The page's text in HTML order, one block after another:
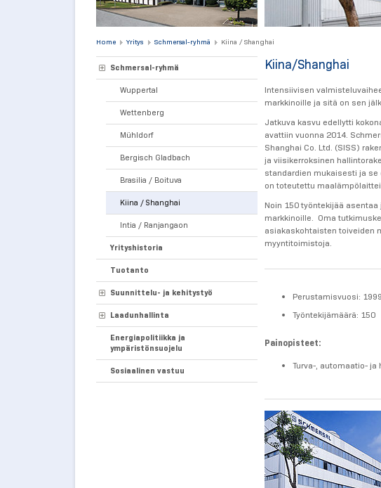
Home Yritys Schmersal-ryhmä Kiina / Shanghai
Schmersal-ryhmä
Wuppertal
Wettenberg
Mühldorf
Bergisch Gladbach
Brasilia / Boituva
Kiina / Shanghai
Intia / Ranjangaon
Yrityshistoria
Tuotanto
Suunnittelu- ja kehitystyö
Laadunhallinta
Energiapolitiikka ja
ympäristönsuojelu
Sosiaalinen vastuu
Kiina/Shanghai
Intensiivisen
markkinoille ja sitä on sen
Jatkuva kasvu edellytti
avattiin vuonna 2014.
Shanghai Co. Ltd. (SISS)
ja viisikerroksinen
standardien mukaisesti ja
on toteutettu
Noin 150 työntekijää
markkinoille. Oma
asiakaskohtaisten toiveiden
myyntitoimistoja.
Perustamisvuosi: 1999
Työntekijämäärä: 150
Painopisteet:
Turva-, automaatio-